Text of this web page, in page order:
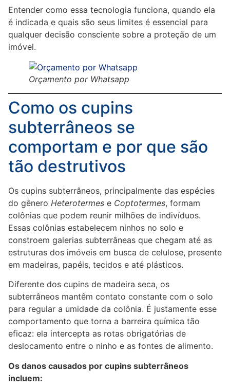
Entender como essa tecnologia funciona, quando ela
é indicada e quais são seus limites é essencial para
qualquer decisão consciente sobre a proteção de um
imóvel.
Orçamento por Whatsapp
Como os cupins
subterrâneos se
comportam e por que são
tão destrutivos
Os cupins subterrâneos, principalmente das espécies
do gênero Heterotermes e Coptotermes, formam
colônias que podem reunir milhões de indivíduos.
Essas colônias estabelecem ninhos no solo e
constroem galerias subterrâneas que chegam até as
estruturas dos imóveis em busca de celulose, presente
em madeiras, papéis, tecidos e até plásticos.
Diferente dos cupins de madeira seca, os
subterrâneos mantêm contato constante com o solo
para regular a umidade da colônia. É justamente esse
comportamento que torna a barreira química tão
eficaz: ela intercepta as rotas obrigatórias de
deslocamento entre o ninho e as fontes de alimento.
Os danos causados por cupins subterrâneos
incluem: